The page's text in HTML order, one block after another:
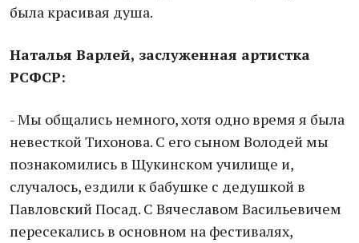
была красивая душа.
Наталья Варлей, заслуженная артистка
РСФСР:
- Мы общались немного, хотя одно время я была
невесткой Тихонова. С его сыном Володей мы
познакомились в Щукинском училище и,
случалось, ездили к бабушке с дедушкой в
Павловский Посад. С Вячеславом Васильевичем
пересекались в основном на фестивалях,